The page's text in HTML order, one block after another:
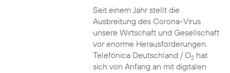
Seit einem Jahr stellt die
Ausbreitung des Corona-Virus
unsere Wirtschaft und Gesellschaft
vor enorme Herausforderungen.
Telefónica Deutschland / O2hat
sich von Anfang an mit digitalen